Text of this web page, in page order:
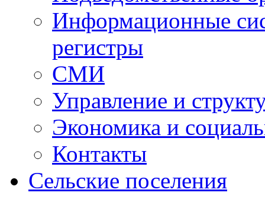
Информационные
регистры
СМИ
Управление и
Экономика и
Контакты
Сельские поселения